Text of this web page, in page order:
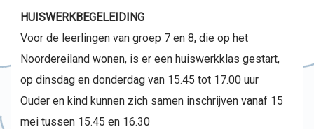
HUISWERKBEGELEIDING
Voor de leerlingen van groep 7 en 8, die op het
Noordereiland wonen, is er een huiswerkklas gestart,
op dinsdag en donderdag van 15.45 tot 17.00 uur
Ouder en kind kunnen zich samen inschrijven vanaf 15
mei tussen 15.45 en 16.30